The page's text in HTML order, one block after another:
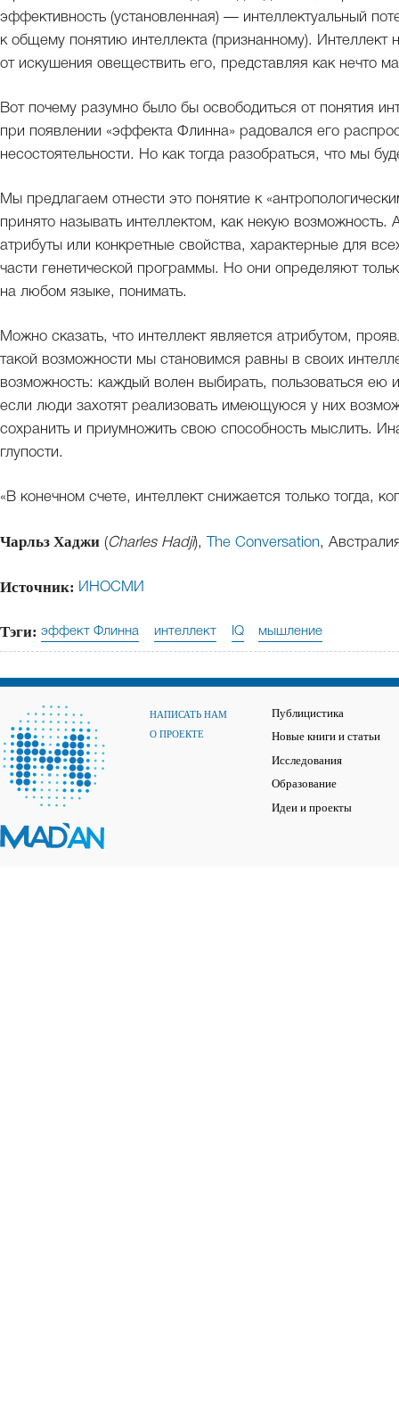
эффективность (установленная) — интеллектуальный
к общему понятию интеллекта (признанному).
от искушения овеществить его, представляя как нечто
Вот почему разумно было бы освободиться от понятия
при появлении «эффекта Флинна» радовался его
несостоятельности. Но как тогда разобраться, что мы
Мы предлагаем отнести это понятие к
принято называть интеллектом, как некую
атрибуты или конкретные свойства, характерные для
части генетической программы. Но они определяют
на любом языке, понимать.
Можно сказать, что интеллект является атрибутом,
такой возможности мы становимся равны в своих
возможность: каждый волен выбирать, пользоваться ею
если люди захотят реализовать имеющуюся у них
сохранить и приумножить свою способность мыслить.
глупости.
«В конечном счете, интеллект снижается только тогда,
Чарльз Хаджи ( Charles Hadji), The Conversation,
Источник: ИНОСМИ
Тэги: эффект Флинна интеллект IQ мышление
НАПИСАТЬ НАМ
О ПРОЕКТЕ
Публицистика
Новые книги и статьи
Исследования
Образование
Идеи и проекты